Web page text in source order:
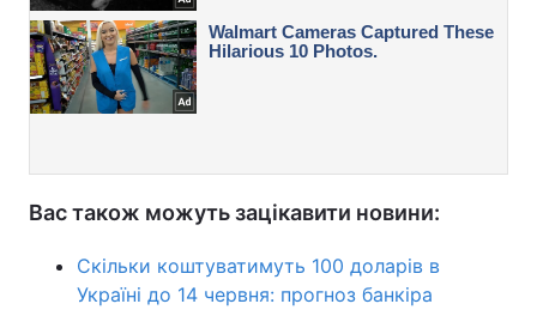
Вас також можуть зацікавити новини:
Скільки коштуватимуть 100 доларів в
Україні до 14 червня: прогноз банкіра